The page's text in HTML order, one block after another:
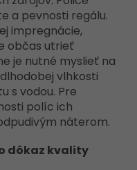
a pevnosti regálu.
impregnácie,
občas utrieť
je nutné myslieť na
vlhkosti
s vodou. Pre
políc ich
náterom.
dôkaz kvality